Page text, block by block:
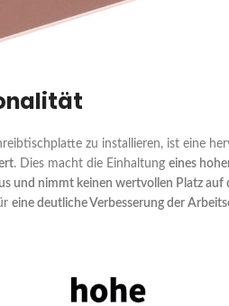
zu installieren, ist eine
. Dies macht die Einhaltung eines
und nimmt keinen wertvollen Platz auf
eine deutliche Verbesserung der